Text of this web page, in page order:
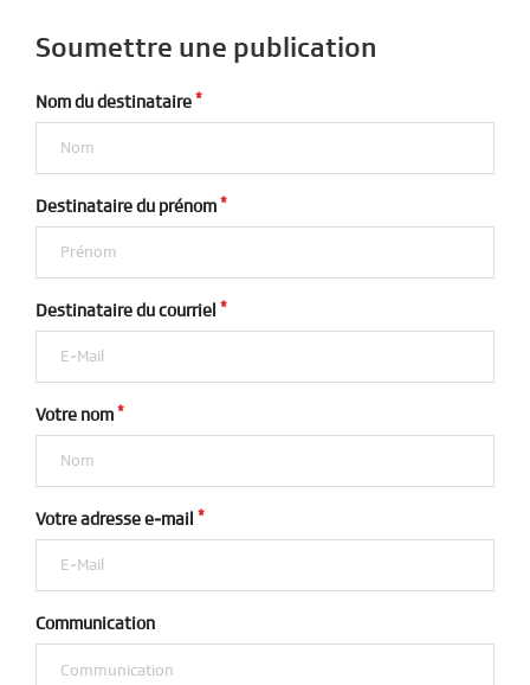
Soumettre une publication
Nom du destinataire
Destinataire du prénom
Destinataire du courriel
Votre nom
Votre adresse e-mail
Communication